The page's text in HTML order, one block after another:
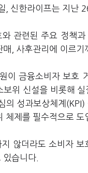
, 신한라이프는 지난
관련된 주요 정책
, 사후관리에 이르
이 금융소비자 보호
보위 신설을 비롯해
의 성과보상체계
체제를 필수적으로 도
않더라도 소비자
습니다.